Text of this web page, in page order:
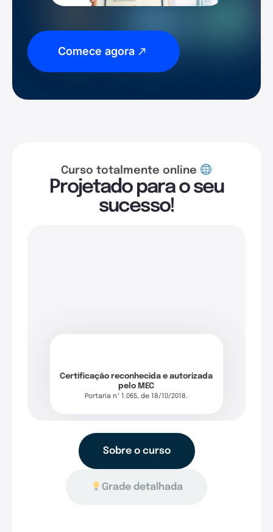
Comece agora
Curso totalmente online
Projetado para o seu
sucesso!
Certificação reconhecida e autorizada
pelo MEC
Portaria nº 1.065, de 18/10/2018.
Sobre o curso
Grade detalhada